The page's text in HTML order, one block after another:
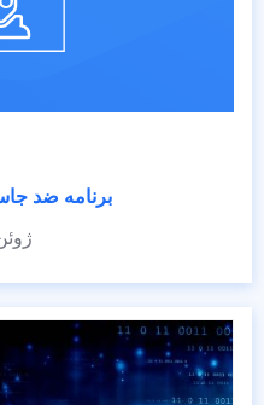
برنامه ضد
ژوئن 26,